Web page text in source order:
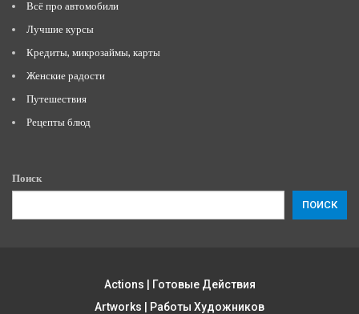
Всё про автомобили
Лучшие курсы
Кредиты, микрозаймы, карты
Женские радости
Путешествия
Рецепты блюд
Поиск
ПОИСК
Actions | Готовые Действия
Artworks | Работы Художников